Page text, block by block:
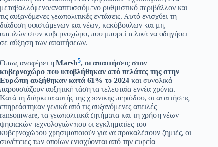
μεταβαλλόμενο/αναπτυσσόμενο ρυθμιστικό περιβάλλον και
τις αυξανόμενες γεωπολιτικές εντάσεις. Αυτό ενισχύει τη
διάδοση υφιστάμενων και νέων, κακόβουλων και μη,
απειλών στον κυβερνοχώρο, που μπορεί τελικά να οδηγήσει
σε αύξηση των απαιτήσεων.
Όπως αναφέρει η Marsh5, οι απαιτήσεις στον
κυβερνοχώρο που υποβλήθηκαν από πελάτες της στην
Ευρώπη αυξήθηκαν κατά 61% το 2024 και συνολικά
παρουσιάζουν αυξητική τάση τα τελευταία εννέα χρόνια.
Κατά τη διάρκεια αυτής της χρονικής περιόδου, οι απαιτήσεις
επηρεάστηκαν γενικά από τις αυξανόμενες απειλές
ransomware, τα γεωπολιτικά ζητήματα και τη χρήση νέων
ψηφιακών τεχνολογιών που οι εγκληματίες του
κυβερνοχώρου χρησιμοποιούν για να προκαλέσουν ζημιές, οι
συνέπειες των οποίων ενισχύονται από την ευρεία